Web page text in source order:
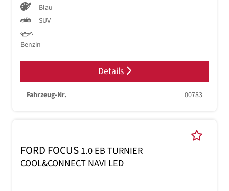
Blau
SUV
Benzin
Details
Fahrzeug-Nr. 00783
FORD FOCUS1.0 EB TURNIER
COOL&CONNECT NAVI LED